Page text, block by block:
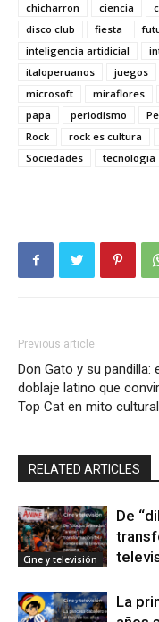
chicharron
ciencia
disco club
fiesta
inteligencia artidicial
italoperuanos
juegos
microsoft
miraflores
papa
periodismo
Rock
rock es cultura
Sociedades
tecnologia
Previous article
Don Gato y su pandilla:
doblaje latino que
Top Cat en mito cultural
RELATED ARTICLES
Cine y televisión
De
La